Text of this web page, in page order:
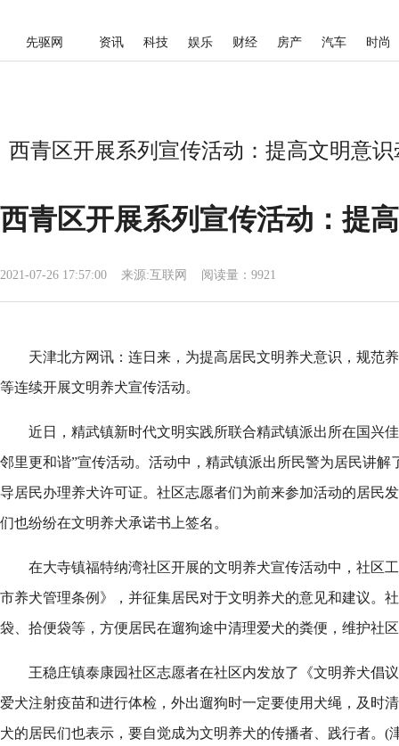
先驱网 资讯 科技 娱乐 财经 房产 汽车 时尚
西青区开展系列宣传活动：提高文明意
西青区开展系列宣传活动：提
2021-07-26 17:57:00 来源:互联网 阅读量：9921
天津北方网讯：连日来，为提高居民文明养犬意识，规范
等连续开展文明养犬宣传活动。
近日，精武镇新时代文明实践所联合精武镇派出所在国兴
邻里更和谐”宣传活动。活动中，精武镇派出所民警为居民讲解
导居民办理养犬许可证。社区志愿者们为前来参加活动的居民
们也纷纷在文明养犬承诺书上签名。
在大寺镇福特纳湾社区开展的文明养犬宣传活动中，社区
市养犬管理条例》，并征集居民对于文明养犬的意见和建议。
袋、拾便袋等，方便居民在遛狗途中清理爱犬的粪便，维护社
王稳庄镇泰康园社区志愿者在社区内发放了《文明养犬倡
爱犬注射疫苗和进行体检，外出遛狗时一定要使用犬绳，及时
犬的居民们也表示，要自觉成为文明养犬的传播者、践行者。(